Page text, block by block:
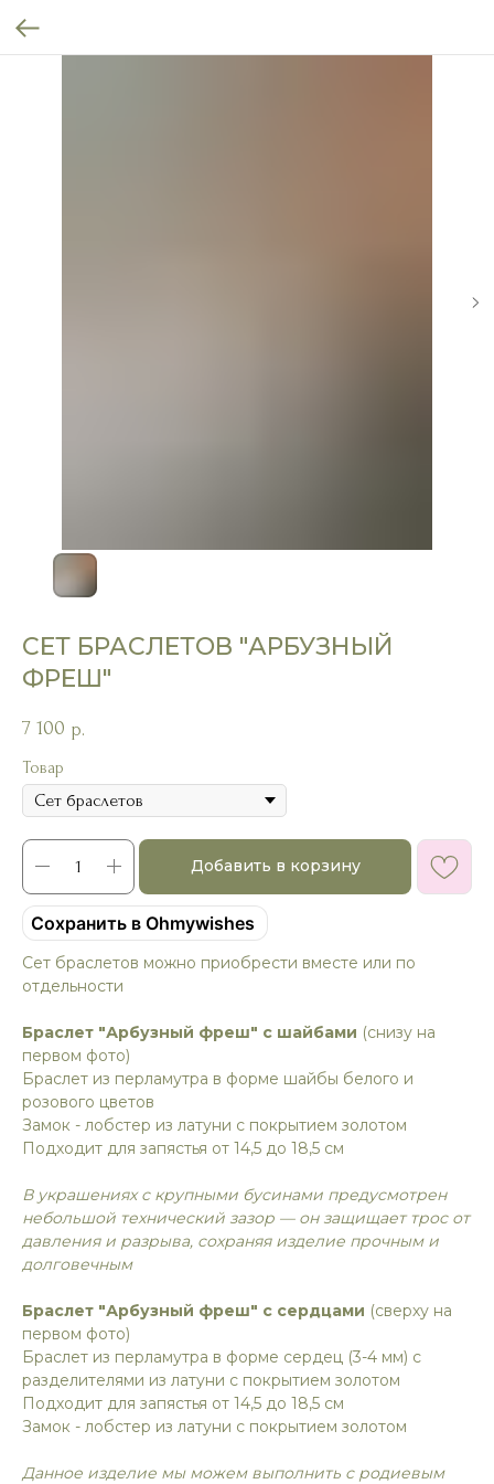
СЕТ БРАСЛЕТОВ "АРБУЗНЫЙ
ФРЕШ"
7 100 р.
Товар
Добавить в корзину
Сохранить в Ohmywishes
Сет браслетов можно приобрести вместе или по
отдельности
Браслет "Арбузный фреш" с шайбами (снизу на
первом фото)
Браслет из перламутра в форме шайбы белого и
розового цветов
Замок - лобстер из латуни с покрытием золотом
Подходит для запястья от 14,5 до 18,5 см
В украшениях с крупными бусинами предусмотрен
небольшой технический зазор — он защищает трос от
давления и разрыва, сохраняя изделие прочным и
долговечным
Браслет "Арбузный фреш" с сердцами (сверху на
первом фото)
Браслет из перламутра в форме сердец (3-4 мм) с
разделителями из латуни с покрытием золотом
Подходит для запястья от 14,5 до 18,5 см
Замок - лобстер из латуни с покрытием золотом
Данное изделие мы можем выполнить с родиевым